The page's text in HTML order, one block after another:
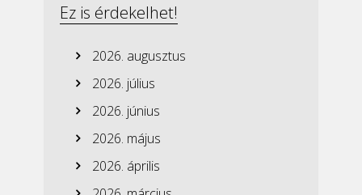
Ez is érdekelhet!
2026. augusztus
2026. július
2026. június
2026. május
2026. április